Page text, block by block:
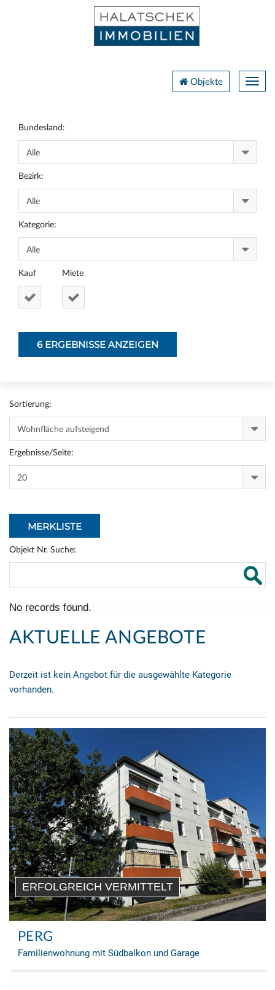
Objekte
Bundesland:
Bezirk:
Kategorie:
Kauf Miete
Sortierung:
Ergebnisse/Seite:
MERKLISTE
Objekt Nr. Suche:
No records found.
AKTUELLE ANGEBOTE
Derzeit ist kein Angebot für die ausgewählte Kategorie
vorhanden.
ERFOLGREICH VERMITTELT
PERG
Familienwohnung mit Südbalkon und Garage